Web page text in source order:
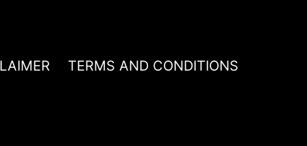
TERMS AND CONDITIONS